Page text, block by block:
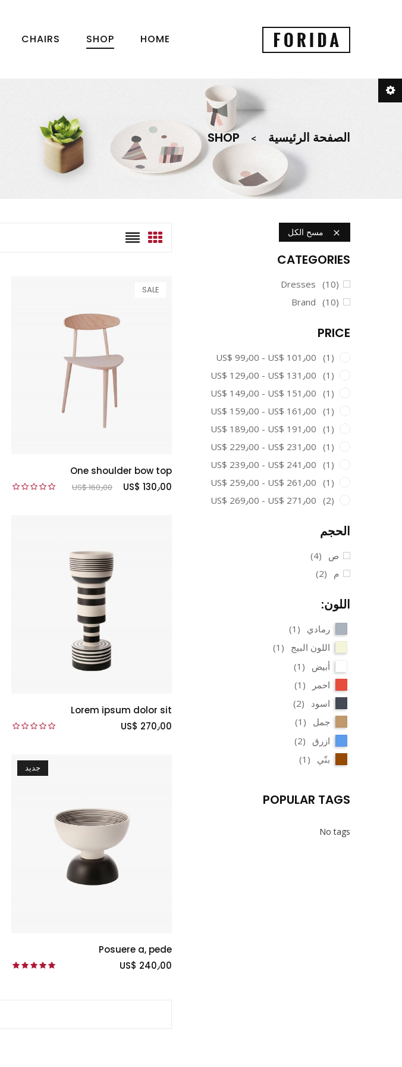
HOME
SHOP
CHAIRS
الصفحة الرئيسية SHOP

CATEGORIES
Dresses (10)
Brand (10)
PRICE
US$ 99٫00 - US$ 101٫00 (1)
US$ 129٫00 - US$ 131٫00 (1)
US$ 149٫00 - US$ 151٫00 (1)
US$ 159٫00 - US$ 161٫00 (1)
US$ 189٫00 - US$ 191٫00 (1)
US$ 229٫00 - US$ 231٫00 (1)
US$ 239٫00 - US$ 241٫00 (1)
US$ 259٫00 - US$ 261٫00 (1)
US$ 269٫00 - US$ 271٫00 (2)
الحجم
ص
(4)
م
(2)
اللون:
رمادي
(1)
اللون البيج
(1)
أبيض
(1)
احمر
(1)
اسود
(2)
جمل
(1)
ازرق
(2)
بنّي
(1)
POPULAR TAGS
No tags
SALE
One shoulder bow top
US$ 130٫00
US$ 160٫00
Lorem ipsum dolor sit
US$ 270٫00
جديد
Posuere a, pede
US$ 240٫00